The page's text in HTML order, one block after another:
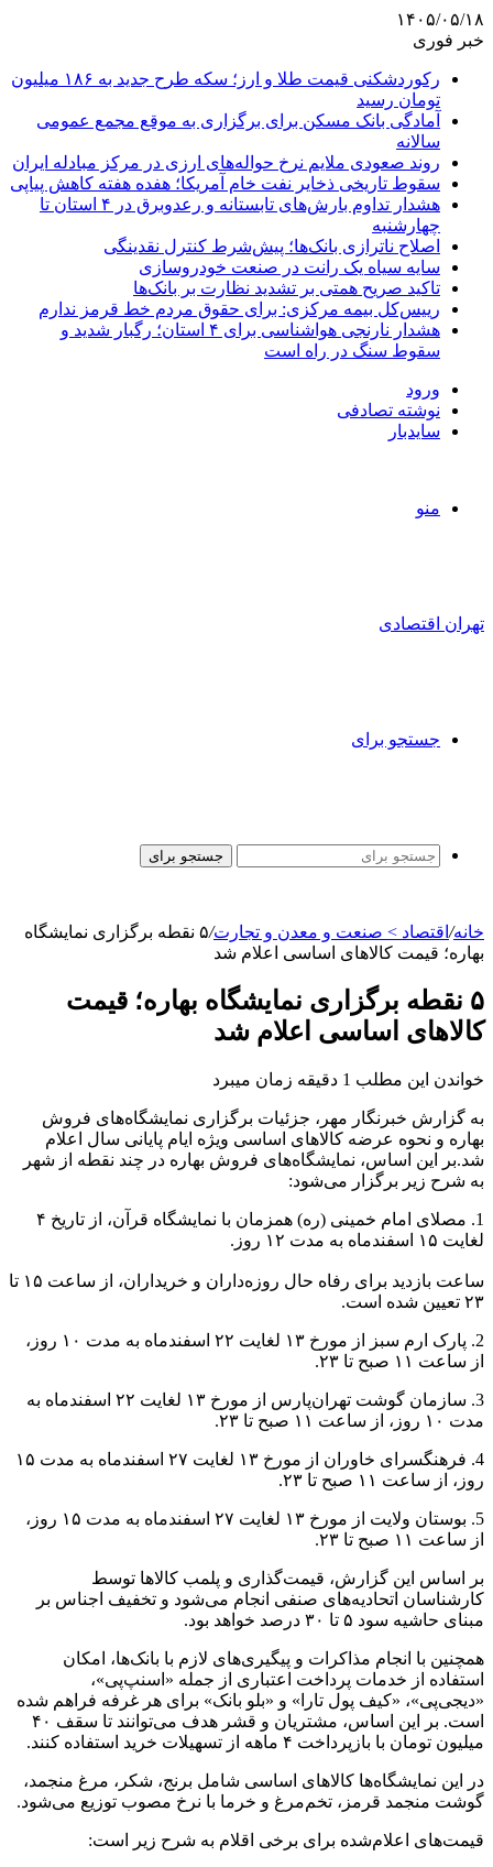
۱۴۰۵/۰۵/۱۸
خبر فوری
رکوردشکنی قیمت طلا و ارز؛ سکه طرح جدید به ۱۸۶ میلیون
تومان رسید
آمادگی بانک مسکن برای برگزاری به موقع مجمع عمومی
سالانه
روند صعودی ملایم نرخ حواله‌های ارزی در مرکز مبادله ایران
سقوط تاریخی ذخایر نفت خام آمریکا؛ هفده هفته کاهش پیاپی
هشدار تداوم بارش‌های تابستانه و رعدوبرق در ۴ استان تا
چهارشنبه
اصلاح ناترازی بانک‌ها؛ پیش‌شرط کنترل نقدینگی
سایه سیاه یک رانت در صنعت خودروسازی
تاکید صریح همتی بر تشدید نظارت بر بانک‌ها
رییس‌کل بیمه مرکزی: برای حقوق مردم خط قرمز ندارم
هشدار نارنجی هواشناسی برای ۴ استان؛ رگبار شدید و
سقوط سنگ در راه است
ورود
نوشته تصادفی
سایدبار
منو
تهران اقتصادی
جستجو برای
جستجو برای
خانه/ اقتصاد > صنعت و معدن و تجارت/
۵ نقطه برگزاری نمایشگاه
بهاره؛ قیمت کالاهای اساسی اعلام شد
۵ نقطه برگزاری نمایشگاه بهاره؛ قیمت
کالاهای اساسی اعلام شد
خواندن این مطلب 1 دقیقه زمان میبرد
به گزارش خبرنگار مهر، جزئیات برگزاری نمایشگاه‌های فروش
بهاره و نحوه عرضه کالاهای اساسی ویژه ایام پایانی سال اعلام
شد.بر این اساس، نمایشگاه‌های فروش بهاره در چند نقطه از شهر
به شرح زیر برگزار می‌شود:
1. مصلای امام خمینی (ره) همزمان با نمایشگاه قرآن، از تاریخ ۴
لغایت ۱۵ اسفندماه به مدت ۱۲ روز.
ساعت بازدید برای رفاه حال روزه‌داران و خریداران، از ساعت ۱۵ تا
۲۳ تعیین شده است.
2. پارک ارم سبز از مورخ ۱۳ لغایت ۲۲ اسفندماه به مدت ۱۰ روز،
از ساعت ۱۱ صبح تا ۲۳.
3. سازمان گوشت تهران‌پارس از مورخ ۱۳ لغایت ۲۲ اسفندماه به
مدت ۱۰ روز، از ساعت ۱۱ صبح تا ۲۳.
4. فرهنگسرای خاوران از مورخ ۱۳ لغایت ۲۷ اسفندماه به مدت ۱۵
روز، از ساعت ۱۱ صبح تا ۲۳.
5. بوستان ولایت از مورخ ۱۳ لغایت ۲۷ اسفندماه به مدت ۱۵ روز،
از ساعت ۱۱ صبح تا ۲۳.
بر اساس این گزارش، قیمت‌گذاری و پلمب کالاها توسط
کارشناسان اتحادیه‌های صنفی انجام می‌شود و تخفیف اجناس بر
مبنای حاشیه سود ۵ تا ۳۰ درصد خواهد بود.
همچنین با انجام مذاکرات و پیگیری‌های لازم با بانک‌ها، امکان
استفاده از خدمات پرداخت اعتباری از جمله «اسنپ‌پی»،
«دیجی‌پی»، «کیف پول تارا» و «بلو بانک» برای هر غرفه فراهم شده
است. بر این اساس، مشتریان و قشر هدف می‌توانند تا سقف ۴۰
میلیون تومان با بازپرداخت ۴ ماهه از تسهیلات خرید استفاده کنند.
در این نمایشگاه‌ها کالاهای اساسی شامل برنج، شکر، مرغ منجمد،
گوشت منجمد قرمز، تخم‌مرغ و خرما با نرخ مصوب توزیع می‌شود.
قیمت‌های اعلام‌شده برای برخی اقلام به شرح زیر است: